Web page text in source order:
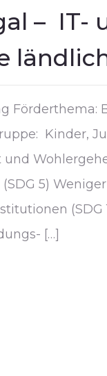
–
Förderthema:
Kinder,
und
5)
[…]